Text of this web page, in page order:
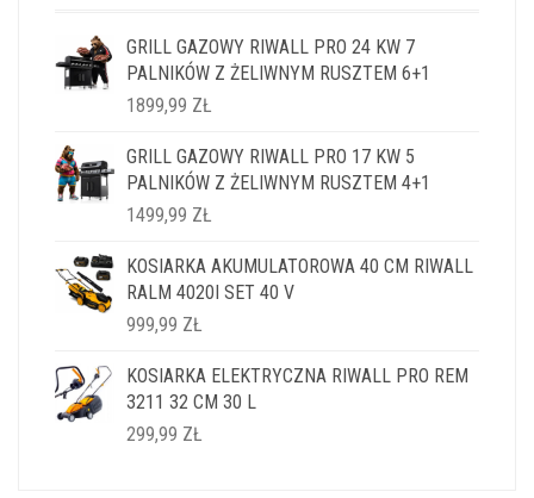
GRILL GAZOWY RIWALL PRO 24 KW 7
PALNIKÓW Z ŻELIWNYM RUSZTEM 6+1
1899,99 ZŁ
GRILL GAZOWY RIWALL PRO 17 KW 5
PALNIKÓW Z ŻELIWNYM RUSZTEM 4+1
1499,99 ZŁ
KOSIARKA AKUMULATOROWA 40 CM RIWALL
RALM 4020I SET 40 V
999,99 ZŁ
KOSIARKA ELEKTRYCZNA RIWALL PRO REM
3211 32 CM 30 L
299,99 ZŁ